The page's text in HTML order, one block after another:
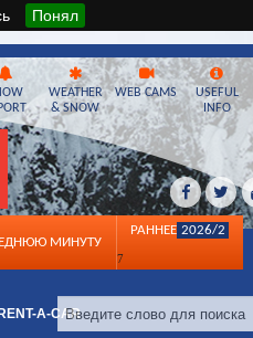
Понял
МИНУТУ
РАННЕЕ 2026/2
7
RENT-A-CAR
WEATHER
& SNOW
WEB CAMS
USEFUL
INFO